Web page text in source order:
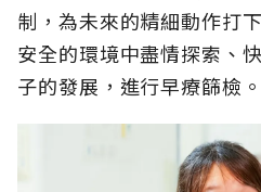
制，為未來的精細動作打
安全的環境中盡情探索、
子的發展，進行早療篩檢。